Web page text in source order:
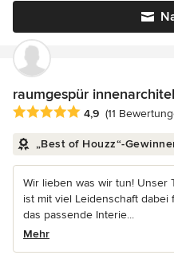
raumgespür
Durchschnittliche
4,9 (11
„Best of Houzz“-
Wir lieben was wir tun! Unser
ist mit viel Leidenschaft
das passende Interie...
Mehr